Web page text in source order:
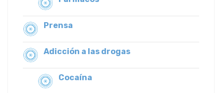
Prensa
Adicción a las drogas
Cocaína